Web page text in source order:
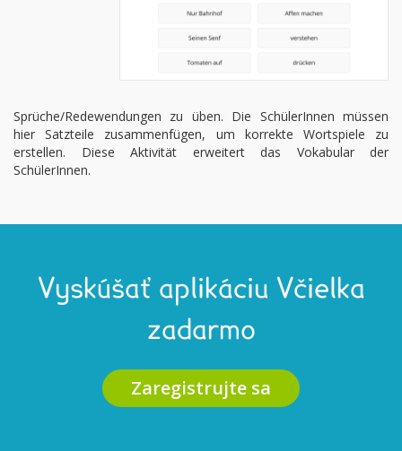
Sprüche/Redewendungen zu üben. Die SchülerInnen müssen
hier Satzteile zusammenfügen, um korrekte Wortspiele zu
erstellen. Diese Aktivität erweitert das Vokabular der
SchülerInnen.
Vyskúšať aplikáciu Včielka
zadarmo
Zaregistrujte sa